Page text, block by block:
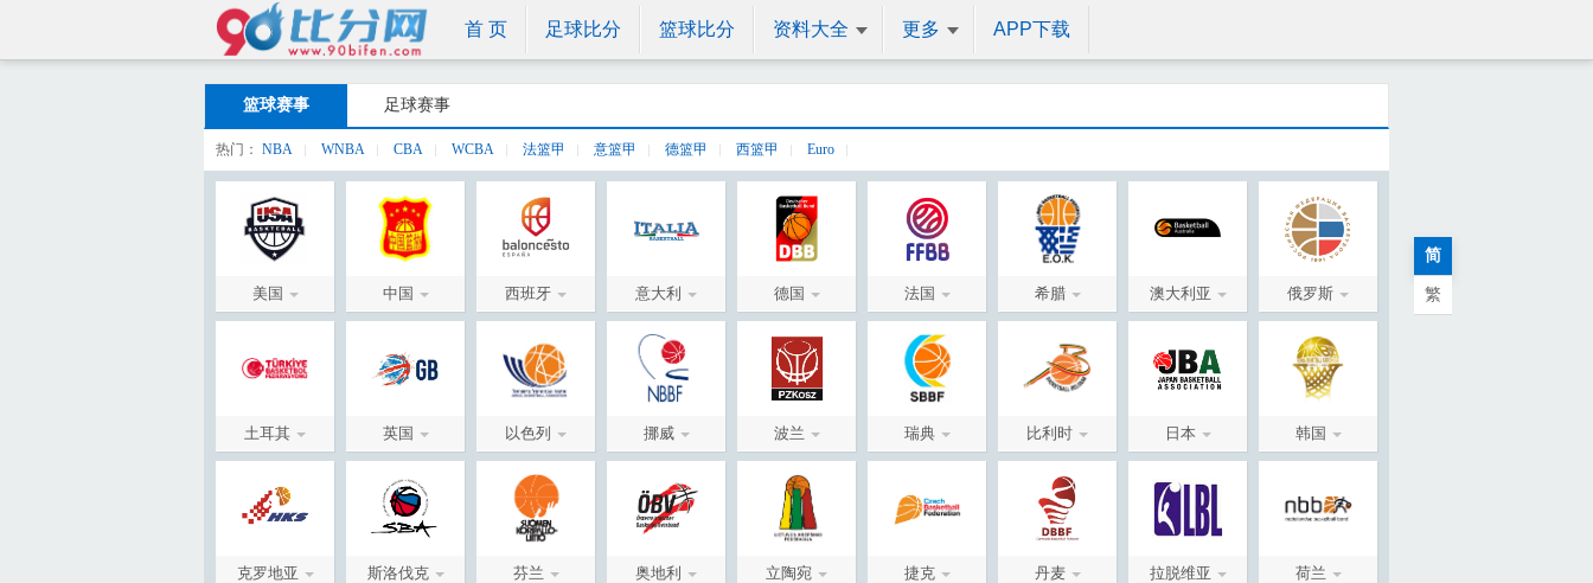
简
繁
首 页 足球比分 篮球比分 资料大全 更多 APP下载
篮球赛事 足球赛事
热门： NBA WNBA CBA WCBA 法篮甲 意篮甲 德篮甲 西篮甲 Euro
美国 中国 西班牙 意大利 德国 法国 希腊 澳大利亚 俄罗斯
土耳其 英国 以色列 挪威 波兰 瑞典 比利时 日本 韩国
克罗地亚 斯洛伐克 芬兰 奥地利 立陶宛 捷克 丹麦 拉脱维亚 荷兰